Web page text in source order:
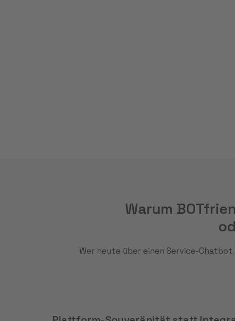
Warum
Wer heute über einen Service-